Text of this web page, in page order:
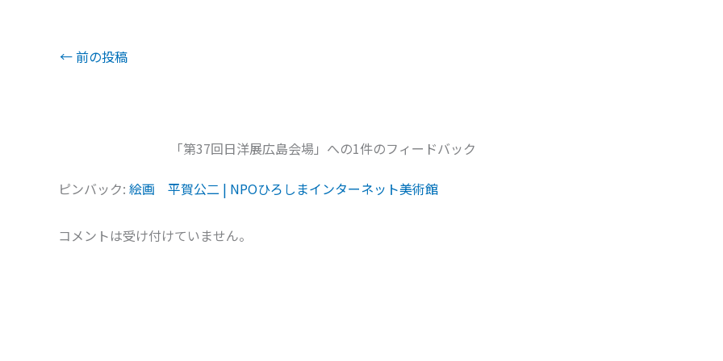
←前の投稿
「第37回日洋展広島会場」への1件のフィードバック
ピンバック: 絵画 平賀公二 | NPOひろしまインターネット美術館
コメントは受け付けていません。